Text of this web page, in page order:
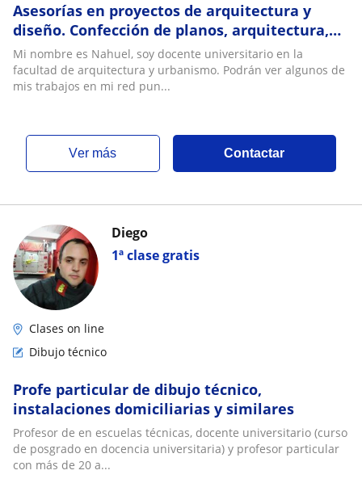
Asesorías en proyectos de arquitectura y
diseño. Confección de planos, arquitectura,
estructuras e instalaciones. Modelados 3D
Mi nombre es Nahuel, soy docente universitario en la
facultad de arquitectura y urbanismo. Podrán ver algunos de
mis trabajos en mi red pun...
ver más Contactar
1ª clase gratis
Diego
Clases on line
Dibujo técnico
Profe particular de dibujo técnico,
instalaciones domiciliarias y similares
Profesor de en escuelas técnicas, docente universitario (curso
de posgrado en docencia universitaria) y profesor particular
con más de 20 a...